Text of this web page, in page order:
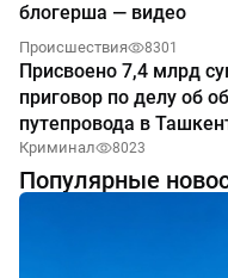
блогерша — видео
Происшествия 8301
Присвоено 7,4 млрд
приговор по делу об
путепровода в
Криминал 8023
Популярные